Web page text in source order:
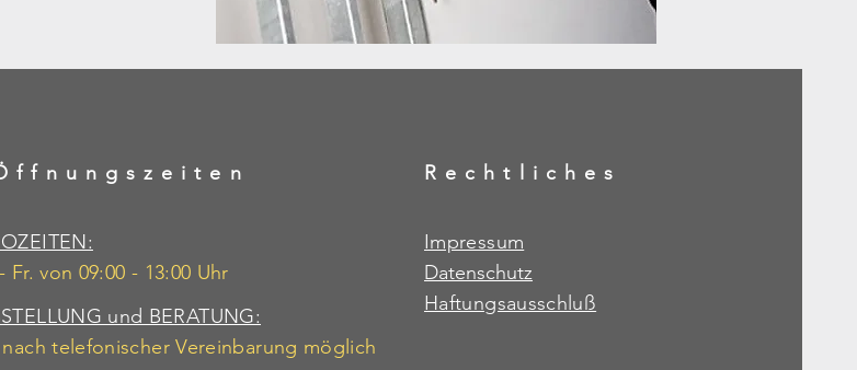
Fr. von 09:00 - 13:00 Uhr
und BERATUNG:
telefonischer Vereinbarung möglich
Rechtliches
Impressum
Datenschutz
Haftungsausschluß